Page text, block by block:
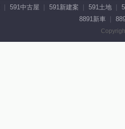
591中古屋 591新建案 591土地
8891新車